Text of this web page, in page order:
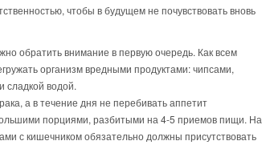
чтобы в будущем не почувствовать вновь
обратить внимание в первую очередь. Как всем
организм вредными продуктами: чипсами,
сладкой водой.
а в течение дня не перебивать аппетит
порциями, разбитыми на 4-5 приемов пищи. На
с кишечником обязательно должны присутствовать